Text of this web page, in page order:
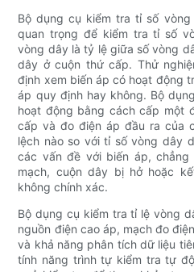
Bộ dụng cụ kiểm tra tỉ số
quan trọng để kiểm tra tỉ số
vòng dây là tỷ lệ giữa số vòng
dây ở cuộn thứ cấp. Thử
định xem biến áp có hoạt động
áp quy định hay không. Bộ
hoạt động bằng cách cấp một
cấp và đo điện áp đầu ra của
lệch nào so với tỉ số vòng dây
các vấn đề với biến áp,
mạch, cuộn dây bị hở hoặc
không chính xác.
Bộ dụng cụ kiểm tra tỉ lệ vòng
nguồn điện cao áp, mạch đo
và khả năng phân tích dữ liệu
tính năng trình tự kiểm tra tự